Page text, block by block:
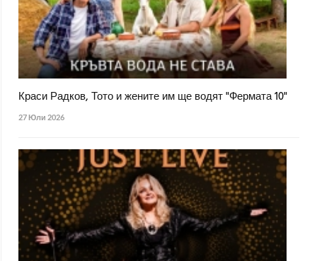
Краси Радков, Тото и жените им ще водят "Фермата 10"
27 Юли 2026